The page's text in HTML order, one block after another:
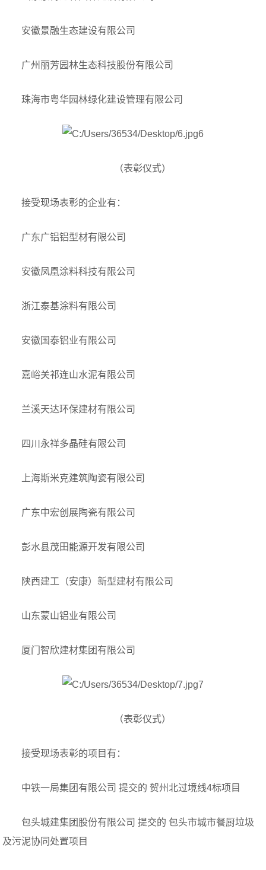
安徽景融生态建设有限公司
广州丽芳园林生态科技股份有限公司
珠海市粤华园林绿化建设管理有限公司
（表彰仪式）
接受现场表彰的企业有：
广东广铝铝型材有限公司
安徽凤凰涂料科技有限公司
浙江泰基涂料有限公司
安徽国泰铝业有限公司
嘉峪关祁连山水泥有限公司
兰溪天达环保建材有限公司
四川永祥多晶硅有限公司
上海斯米克建筑陶瓷有限公司
广东中宏创展陶瓷有限公司
彭水县茂田能源开发有限公司
陕西建工（安康）新型建材有限公司
山东蒙山铝业有限公司
厦门智欣建材集团有限公司
（表彰仪式）
接受现场表彰的项目有：
中铁一局集团有限公司 提交的 贺州北过境线4标项目
包头城建集团股份有限公司 提交的 包头市城市餐厨垃圾
及污泥协同处置项目